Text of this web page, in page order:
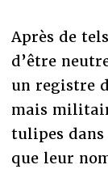
Après de
d’être
un registre
mais
tulipes
que leur